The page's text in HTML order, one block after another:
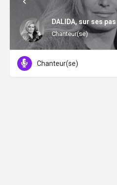
DALIDA, sur ses pas
Chanteur(se)
Chanteur(se)